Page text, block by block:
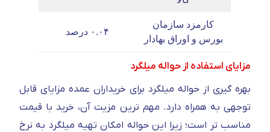
کارمزد سازمان
بورس و اوراق بهادار
۰.۰۴ درصد
مزایای استفاده از حواله میلگرد
بهره‌ گیری از حواله میلگرد برای خریداران عمده مزایای قابل‌
توجهی به همراه دارد. مهم‌ ترین مزیت آن، خرید با قیمت
مناسب‌ تر است؛ زیرا این حواله امکان تهیه میلگرد به نرخ